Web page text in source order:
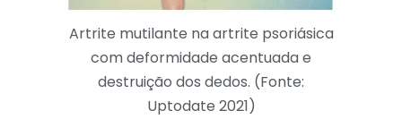
Artrite mutilante na artrite psoriásica
com deformidade acentuada e
destruição dos dedos. (Fonte:
Uptodate 2021)